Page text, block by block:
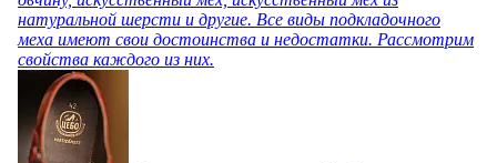
натуральной шерсти и другие. Все виды подкладочного
меха имеют свои достоинства и недостатки. Рассмотрим
свойства каждого из них.